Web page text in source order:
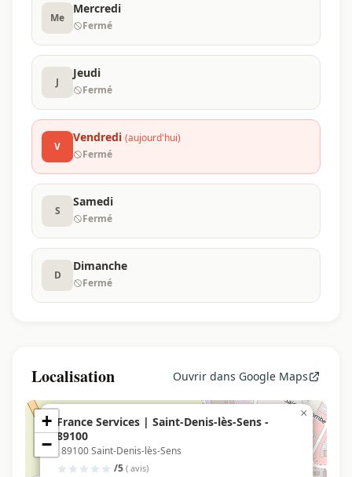
Me
Mercredi
Fermé
J
Jeudi
Fermé
V
Vendredi (aujourd'hui)
Fermé
S
Samedi
Fermé
D
Dimanche
Fermé
Localisation Ouvrir dans Google Maps
France Services | Saint-Denis-lès-Sens -
89100
, 89100 Saint-Denis-lès-Sens
/5 ( avis)
×
+
−